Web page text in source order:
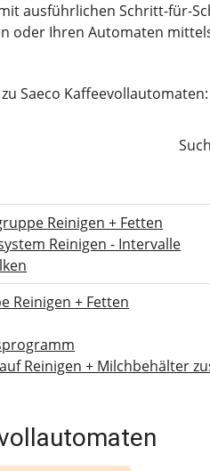
ausführlichen Schritt-für-
oder Ihren Automaten
Saeco Kaffeevollautomaten:
Reinigen + Fetten
Reinigen - Intervalle
Reinigen + Fetten
Reinigen + Milchbehälter